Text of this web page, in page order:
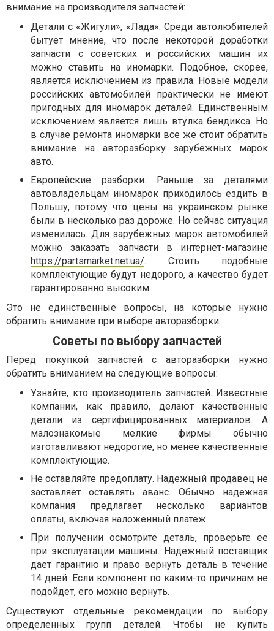
внимание на производителя запчастей:
Детали с «Жигули», «Лада». Среди автолюбителей
бытует мнение, что после некоторой доработки
запчасти с советских и российских машин их
можно ставить на иномарки. Подобное, скорее,
является исключением из правила. Новые модели
российских автомобилей практически не имеют
пригодных для иномарок деталей. Единственным
исключением является лишь втулка бендикса. Но
в случае ремонта иномарки все же стоит обратить
внимание на авторазборку зарубежных марок
авто.
Европейские разборки. Раньше за деталями
автовладельцам иномарок приходилось ездить в
Польшу, потому что цены на украинском рынке
были в несколько раз дороже. Но сейчас ситуация
изменилась. Для зарубежных марок автомобилей
можно заказать запчасти в интернет-магазине
https://partsmarket.net.ua/. Стоить подобные
комплектующие будут недорого, а качество будет
гарантированно высоким.
Это не единственные вопросы, на которые нужно
обратить внимание при выборе авторазборки.
Советы по выбору запчастей
Перед покупкой запчастей с авторазборки нужно
обратить вниманием на следующие вопросы:
Узнайте, кто производитель запчастей. Известные
компании, как правило, делают качественные
детали из сертифицированных материалов. А
малознакомые мелкие фирмы обычно
изготавливают недорогие, но менее качественные
комплектующие.
Не оставляйте предоплату. Надежный продавец не
заставляет оставлять аванс. Обычно надежная
компания предлагает несколько вариантов
оплаты, включая наложенный платеж.
При получении осмотрите деталь, проверьте ее
при эксплуатации машины. Надежный поставщик
дает гарантию и право вернуть деталь в течение
14 дней. Если компонент по каким-то причинам не
подойдет, его можно вернуть.
Существуют отдельные рекомендации по выбору
определенных групп деталей. Чтобы не купить